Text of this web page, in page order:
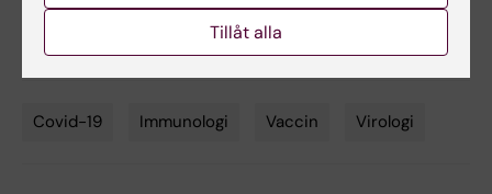
online 11 januari 2023, doi: 10.1016/S1473-
3099(22)00834-9.
Covid-19 Immunologi Vaccin Virologi
Tillåt alla